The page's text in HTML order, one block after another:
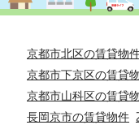
京都市北区の賃貸物
京都市下京区の賃貸
京都市山科区の賃貸
長岡京市の賃貸物件